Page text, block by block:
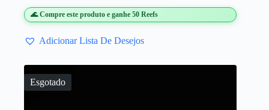
🌊 Compre este produto e ganhe 50 Reefs
Adicionar Lista De Desejos
Esgotado